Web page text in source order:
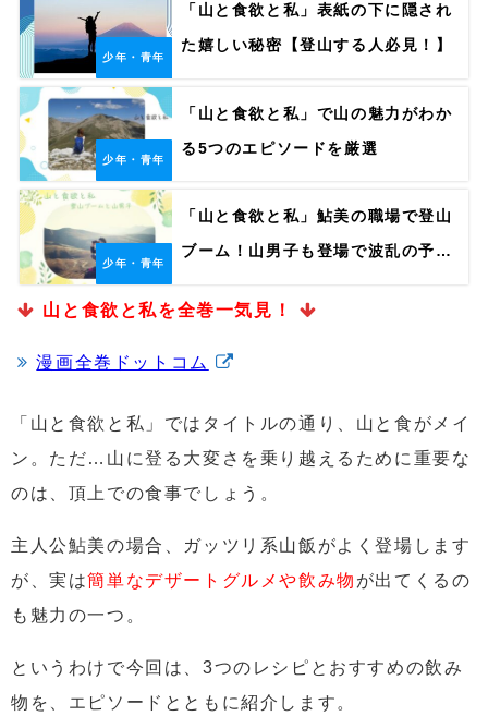
少年・青年
「山と食欲と私」表紙の下に隠され
た嬉しい秘密【登山する人必見！】
少年・青年
「山と食欲と私」で山の魅力がわか
る5つのエピソードを厳選
少年・青年
「山と食欲と私」鮎美の職場で登山
ブーム！山男子も登場で波乱の予
山と食欲と私を全巻一気見！
漫画全巻ドットコム
「山と食欲と私」ではタイトルの通り、山と食がメイ
ン。ただ…山に登る大変さを乗り越えるために重要な
のは、頂上での食事でしょう。
主人公鮎美の場合、ガッツリ系山飯がよく登場します
が、実は簡単なデザートグルメや飲み物 が出てくるの
も魅力の一つ。
というわけで今回は、3つのレシピとおすすめの飲み
物を、エピソードとともに紹介します。